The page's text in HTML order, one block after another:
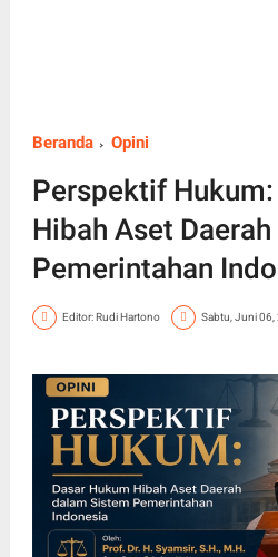
Beranda Opini
Perspektif
Hibah Aset
Pemerintahan
Editor: Rudi Hartono Sabtu, Juni 06,